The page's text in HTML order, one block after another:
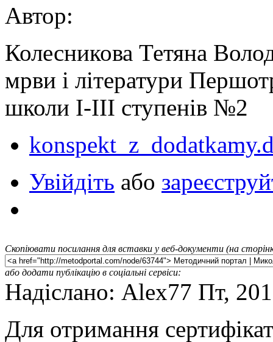
Автор:
Колесникова Тетяна
мрви і літератури
школи І-ІІІ ступенів №2
Увійдіть або
Скопіювати посилання для вставки у веб-документи (на
або додати публікацію в соціальні сервіси:
Надіслано: Alex77 Пт,
Для отримання